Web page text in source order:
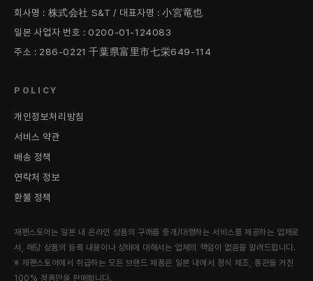
회사명 : 株式会社 S&T / 대표자명 : 小宮竜也
일본 사업자 번호 : 0200-01-124083
주소 : 286-0221 千葉県富里市七栄649-114
POLICY
개인정보처리방침
서비스 약관
배송 정책
연락처 정보
환불 정책
재팬스토어는 일본 내 온라인 상품의 구매를 중개/대행하는 서비스를 제공하는 업체로
서, 해당 상품의 등록 내용이나 상태에 대해서는 업체의 책임이 없음을 알려드립니다.
※ 재팬스토어에서 취급하는 모든 브랜드 제품은 일본 내에서 정식 제조, 통관을 거친
100% 정품만을 판매합니다.